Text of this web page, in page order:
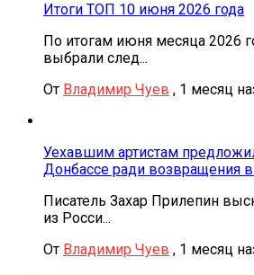
Итоги ТОП 10 июня 2026 года
По итогам июня месяца 2026
выбрали след...
От Владимир Чуев , 1 месяц
Уехавшим артистам
Донбассе ради возвращения
Писатель Захар Прилепин
из Росси...
От Владимир Чуев , 1 месяц